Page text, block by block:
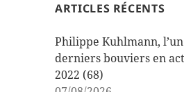
ARTICLES RÉCENTS
Philippe Kuhlmann,
derniers bouviers en
2022 (68)